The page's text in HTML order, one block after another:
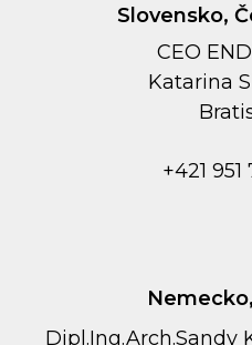
Slovensko,
CEO
Kаtarina
+421
Dipl.Ing.Arch.Sandy